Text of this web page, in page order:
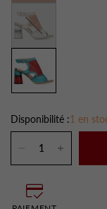
Disponibilité :1 en